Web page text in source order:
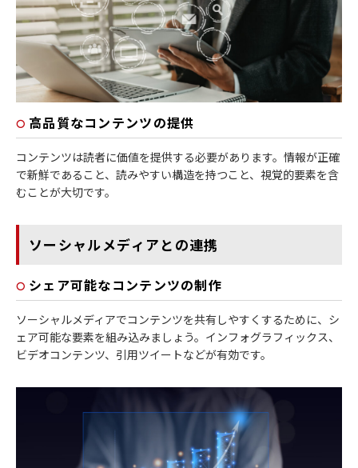
高品質なコンテンツの提供
コンテンツは読者に価値を提供する必要があります。情報が正確
で新鮮であること、読みやすい構造を持つこと、視覚的要素を含
むことが大切です。
ソーシャルメディアとの連携
シェア可能なコンテンツの制作
ソーシャルメディアでコンテンツを共有しやすくするために、シ
ェア可能な要素を組み込みましょう。インフォグラフィックス、
ビデオコンテンツ、引用ツイートなどが有効です。